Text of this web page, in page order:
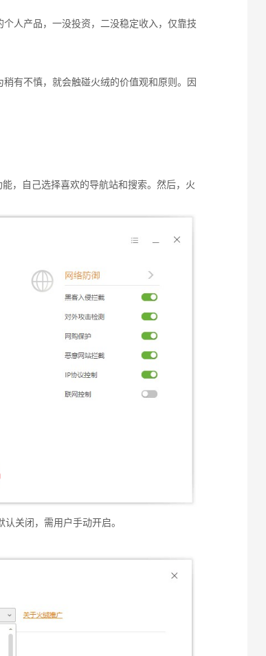
人产品，一没投资，二没稳定收入，仅靠技
有不慎，就会触碰火绒的价值观和原则。因
，自己选择喜欢的导航站和搜索。然后，火
关闭，需用户手动开启。
用户资金